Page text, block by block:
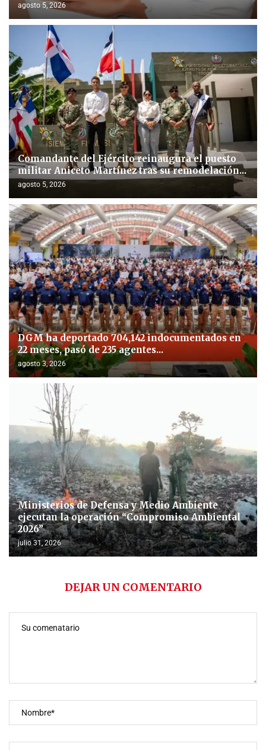
agosto 5, 2026
Comandante del Ejército reinaugura el puesto
militar Aniceto Martínez tras su remodelación...
agosto 5, 2026
DGM ha deportado 704,142 indocumentados en
22 meses, pasó de 235 agentes...
agosto 3, 2026
Ministerios de Defensa y Medio Ambiente
ejecutan la operación “Compromiso Ambiental
2026”
julio 31, 2026
DEJAR UN COMENTARIO